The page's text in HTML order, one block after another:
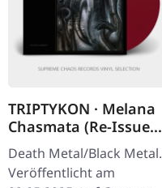
TRIPTYKON · Melana
Chasmata (Re-Issue
2025) | DEEP BLOOD
RED 2LP
Death Metal/Black Metal.
Veröffentlicht am